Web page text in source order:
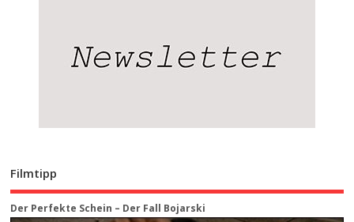
Filmtipp
Der Perfekte Schein – Der Fall Bojarski